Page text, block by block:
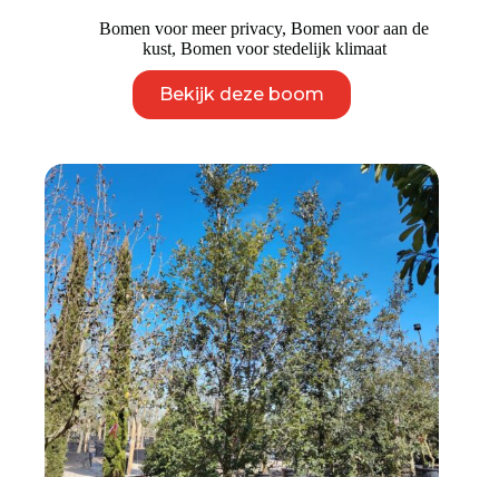
Bomen voor meer privacy,Bomen voor aan de
kust, Bomen voor stedelijk klimaat
Bekijk deze boom
product
heeft
Deze
optie
kan
gekozen
worden
op
de
productpagina